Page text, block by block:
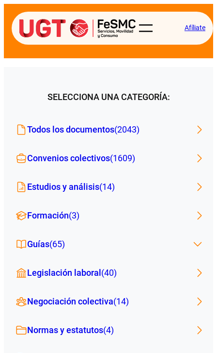
Afíliate
SELECCIONA UNA CATEGORÍA:
Todos los documentos(2043)
Convenios colectivos(1609)
Estudios y análisis(14)
Formación(3)
Guías(65)
Legislación laboral (40)
Negociación colectiva(14)
Normas y estatutos(4)